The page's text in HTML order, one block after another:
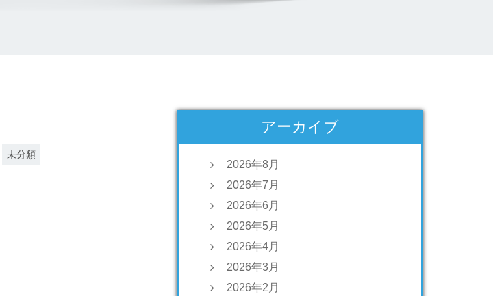
未分類
アーカイブ
2026年8月
2026年7月
2026年6月
2026年5月
2026年4月
2026年3月
2026年2月